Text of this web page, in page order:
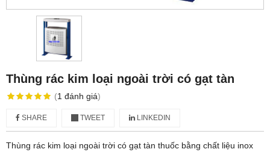
Thùng rác kim loại ngoài trời có gạt tàn
(1 đánh giá)
SHARE TWEET LINKEDIN
Thùng rác kim loại ngoài trời có gạt tàn thuốc bằng chất liệu inox